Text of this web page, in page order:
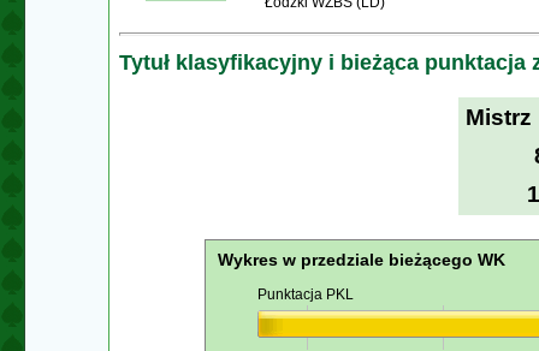
Tytuł klasyfikacyjny i bieżąca punktacja
Mistrz
Wykres w przedziale bieżącego WK
Punktacja PKL